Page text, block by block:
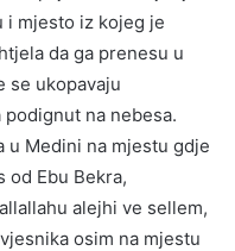
i mjesto iz kojeg je
da ga prenesu u
se ukopavaju
na nebesa.
u Medini na mjestu gdje
od Ebu Bekra,
alejhi ve sellem,
osim na mjestu